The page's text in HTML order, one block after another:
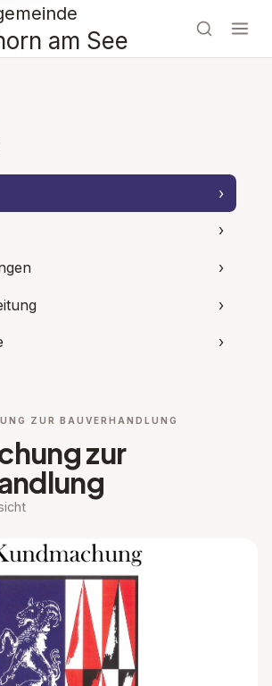
am See
›
›
›
›
›
ZUR BAUVERHANDLUNG
zur